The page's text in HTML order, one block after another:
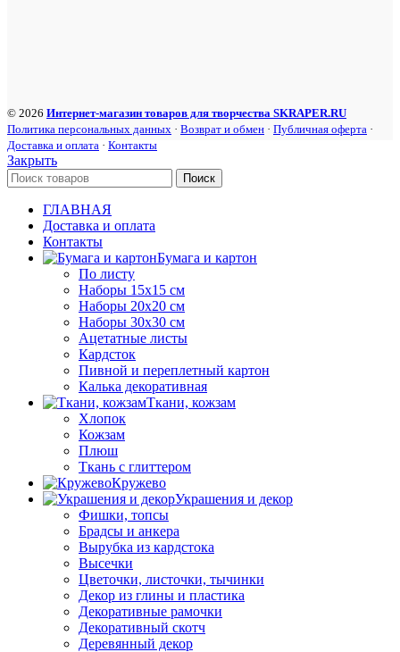
© 2026 Интернет-магазин товаров для творчества SKRAPER.RU
Политика персональных данных · Возврат и обмен · Публичная оферта ·
Доставка и оплата · Контакты
Закрыть
Поиск
ГЛАВНАЯ
Доставка и оплата
Контакты
Бумага и картон
По листу
Наборы 15х15 см
Наборы 20х20 см
Наборы 30х30 см
Ацетатные листы
Кардсток
Пивной и переплетный картон
Калька декоративная
Ткани, кожзам
Хлопок
Кожзам
Плюш
Ткань с глиттером
Кружево
Украшения и декор
Фишки, топсы
Брадсы и анкера
Вырубка из кардстока
Высечки
Цветочки, листочки, тычинки
Декор из глины и пластика
Декоративные рамочки
Декоративный скотч
Деревянный декор